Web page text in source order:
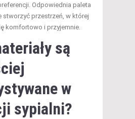
Odpowiednia paleta
przestrzeń, w której
komfortowo i przyjemnie.
są
w
sypialni?